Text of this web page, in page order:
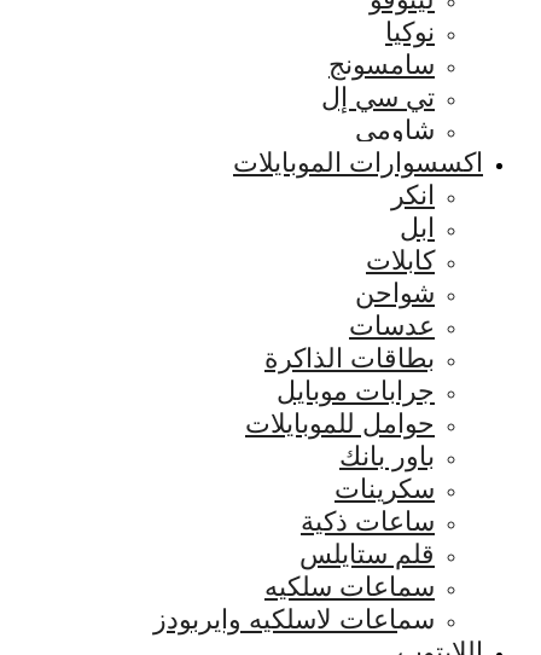
نوكيا
سامسونج
تي سي إل
شاومي
اكسسوارات الموبايلات
انكر
ابل
كابلات
شواحن
عدسات
بطاقات الذاكرة
جرابات موبايل
حوامل للموبايلات
باور بانك
سكرينات
ساعات ذكية
قلم ستايلس
سماعات سلكيه
سماعات لاسلكيه وايربودز